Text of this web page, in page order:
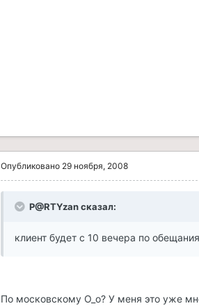
Опубликовано 29 ноября, 2008
P@RTYzan сказал:
клиент будет с 10 вечера по
По московскому О_о? У меня это уже